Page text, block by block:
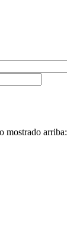
mostrado arriba: